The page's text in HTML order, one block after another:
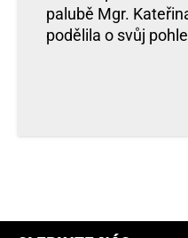
palubě Mgr.
podělila o svůj